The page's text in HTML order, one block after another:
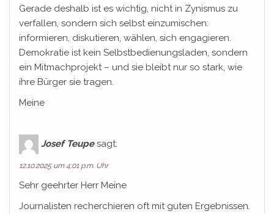
Gerade deshalb ist es wichtig, nicht in Zynismus zu
verfallen, sondern sich selbst einzumischen:
informieren, diskutieren, wählen, sich engagieren.
Demokratie ist kein Selbstbedienungsladen, sondern
ein Mitmachprojekt – und sie bleibt nur so stark, wie
ihre Bürger sie tragen.
Meine
Josef Teupe sagt:
12.10.2025 um 4:01 p.m. Uhr
Sehr geehrter Herr Meine
Journalisten recherchieren oft mit guten Ergebnissen.